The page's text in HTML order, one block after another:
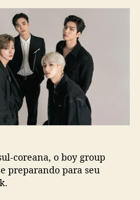
d
u
b
c
a
ç
ã
A
N
N
E
R
R
u
m
s
u
coreana, o boy group
preparando para seu